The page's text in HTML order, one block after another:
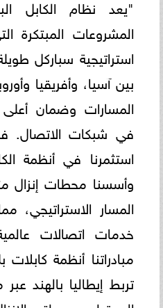
المشروعات المبتكرة
استراتيجية سباركل
بين آسيا، وأفريقيا
المسارات وضمان
في شبكات الاتصال.
استثمرنا في أنظمة
وأسسنا محطات إنزال
المسار الاستراتيجي،
خدمات اتصالات
مبادراتنا أنظمة كابلات
تربط إيطاليا بالهند